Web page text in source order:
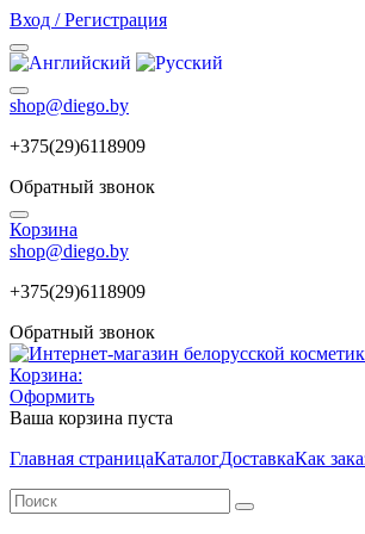
Вход / Регистрация
shop@diego.by
+375(29)6118909
Обратный звонок
Корзина
shop@diego.by
+375(29)6118909
Обратный звонок
Корзина:
Оформить
Ваша корзина пуста
Главная страницаКаталогДоставкаКак